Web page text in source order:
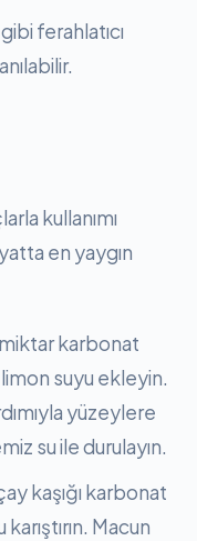
ferahlatıcı
kullanımı
en yaygın
karbonat
suyu ekleyin.
yüzeylere
su ile durulayın.
kaşığı karbonat
Macun